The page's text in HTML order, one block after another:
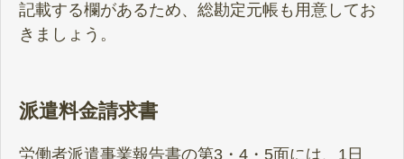
記載する欄があるため、総勘定元帳も用意してお
きましょう。
派遣料金請求書
労働者派遣事業報告書の第3・4・5面には、1日